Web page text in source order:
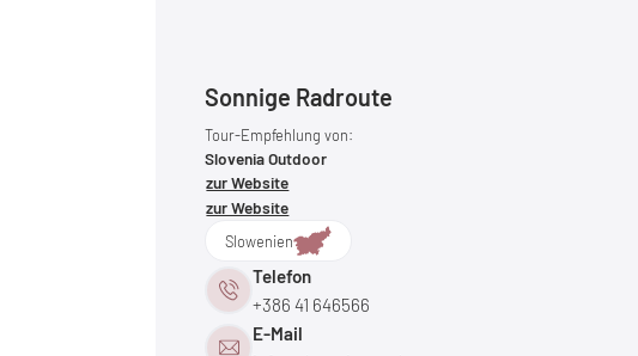
Sonnige Radroute
Tour-Empfehlung von:
Slovenia Outdoor
zur Website
zur Website
Slowenien
Telefon
+386 41 646566
E-Mail